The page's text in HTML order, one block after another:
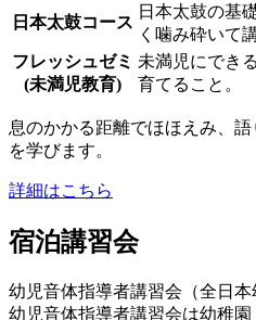
日本太鼓コース
日本太鼓の基
く噛み砕いて
フレッシュゼミ
(未満児教育)
未満児にでき
育てること。
息のかかる距離でほほえみ、
を学びます。
詳細はこちら
宿泊講習会
幼児音体指導者講習会（全日本
幼児音体指導者講習会は幼稚